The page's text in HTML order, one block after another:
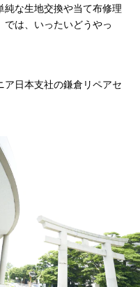
な生地交換や当て布修理
は、いったいどうやっ
日本支社の鎌倉リペアセ